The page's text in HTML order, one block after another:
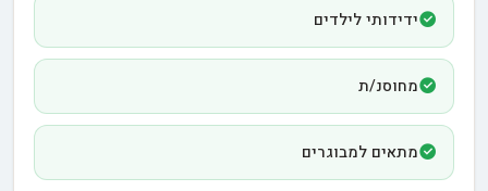
ידידותי לילדים
מחוסנ/ת
מתאים למבוגרים